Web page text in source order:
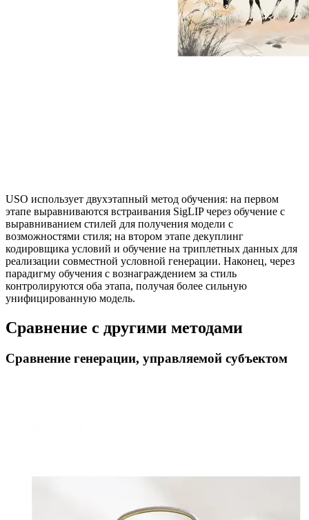
USO использует двухэтапный метод обучения: на первом
этапе выравниваются встраивания SigLIP через обучение с
выравниванием стилей для получения модели с
возможностями стиля; на втором этапе декуплинг
кодировщика условий и обучение на триплетных данных для
реализации совместной условной генерации. Наконец, через
парадигму обучения с вознаграждением за стиль
контролируются оба этапа, получая более сильную
унифицированную модель.
Сравнение с другими методами
Сравнение генерации, управляемой субъектом